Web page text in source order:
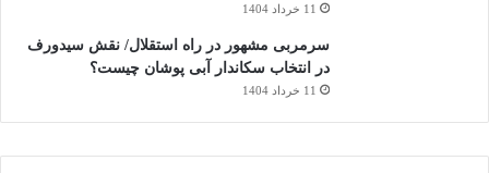
11 خرداد 1404
سرمربی مشهور در راه استقلال/ نقش سیدورف
در انتخاب سکاندار آبی پوشان چیست؟
11 خرداد 1404